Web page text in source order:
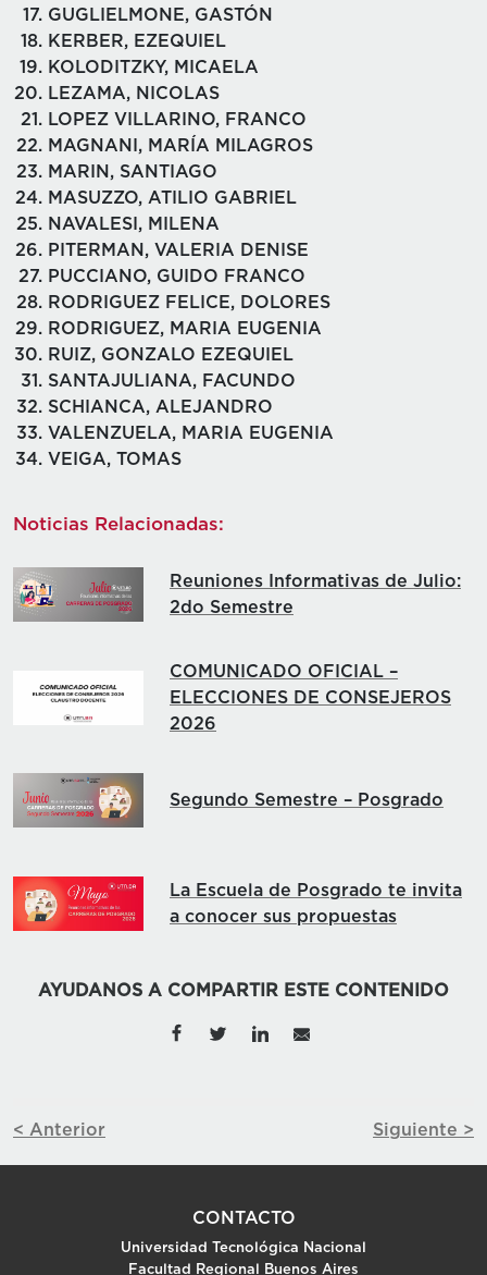
GUGLIELMONE, GASTÓN
KERBER, EZEQUIEL
KOLODITZKY, MICAELA
LEZAMA, NICOLAS
LOPEZ VILLARINO, FRANCO
MAGNANI, MARÍA MILAGROS
MARIN, SANTIAGO
MASUZZO, ATILIO GABRIEL
NAVALESI, MILENA
PITERMAN, VALERIA DENISE
PUCCIANO, GUIDO FRANCO
RODRIGUEZ FELICE, DOLORES
RODRIGUEZ, MARIA EUGENIA
RUIZ, GONZALO EZEQUIEL
SANTAJULIANA, FACUNDO
SCHIANCA, ALEJANDRO
VALENZUELA, MARIA EUGENIA
VEIGA, TOMAS
Noticias Relacionadas:
Reuniones Informativas de Julio:
2do Semestre
COMUNICADO OFICIAL –
ELECCIONES DE CONSEJEROS
2026
Segundo Semestre – Posgrado
La Escuela de Posgrado te invita
a conocer sus propuestas
AYUDANOS A COMPARTIR ESTE CONTENIDO
< Anterior Siguiente >
CONTACTO
Universidad Tecnológica Nacional
Facultad Regional Buenos Aires